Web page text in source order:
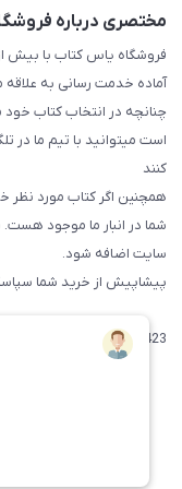
مختصری درباره
آماده خدمت رسانی به
چنانچه در انتخاب کتاب
است میتوانید با تیم ما در
کنند
همچنین اگر کتاب مورد نظر
شما در انبار ما موجود هست.
سایت اضافه شود.
پیشاپیش از خرید شما
09371742423 (لطفا فقط پیامک داده و یا از طریق واتساپ با ما در ارتباط باشید)